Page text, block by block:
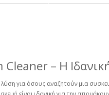
– Η
λύση για όσους αναζητούν μια